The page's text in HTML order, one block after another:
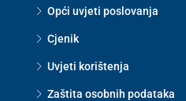
Opći uvjeti poslovanja
Cjenik
Uvjeti korištenja
Zaštita osobnih podataka